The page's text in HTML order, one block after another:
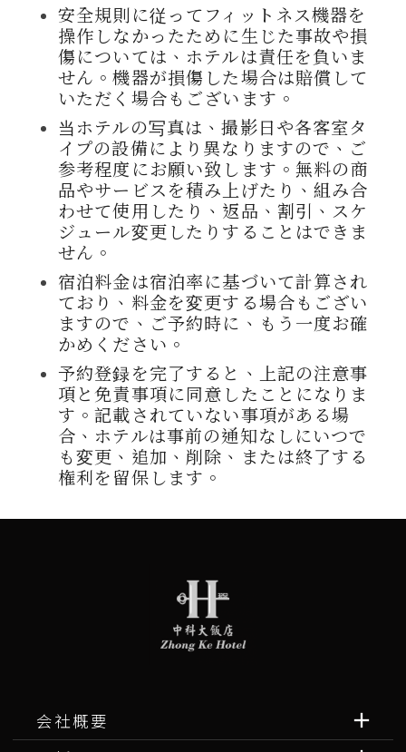
安全規則に従ってフィットネス機器を
操作しなかったために生じた事故や損
傷については、ホテルは責任を負いま
せん。機器が損傷した場合は賠償して
いただく場合もございます。
当ホテルの写真は、撮影日や各客室タ
イプの設備により異なりますので、ご
参考程度にお願い致します。無料の商
品やサービスを積み上げたり、組み合
わせて使用​​したり、返品、割引、スケ
ジュール変更したりすることはできま
せん。
宿泊料金は宿泊率に基づいて計算され
ており、料金を変更する場合もござい
ますので、ご予約時に、もう一度お確
かめください。
予約登録を完了すると、上記の注意事
項と免責事項に同意したことになりま
す。記載されていない事項がある場
合、ホテルは事前の通知なしにいつで
も変更、追加、削除、または終了する
権利を留保します 。
会社概要